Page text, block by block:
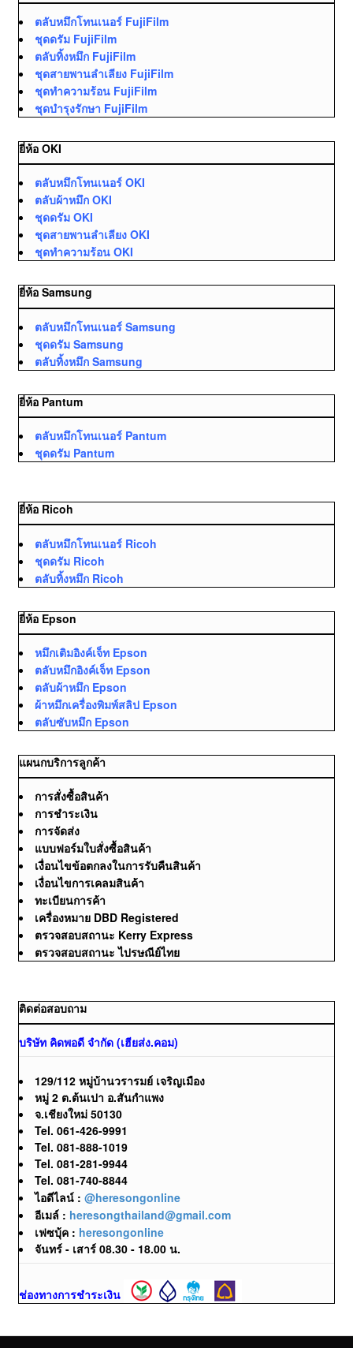
ตลับหมึกโทนเนอร์ FujiFilm
ชุดดรัม FujiFilm
ตลับทิ้งหมึก FujiFilm
ชุดสายพานลำเลียง FujiFilm
ชุดทำความร้อน FujiFilm
ชุดบำรุงรักษา FujiFilm
ยี่ห้อ OKI
ตลับหมึกโทนเนอร์ OKI
ตลับผ้าหมึก OKI
ชุดดรัม OKI
ชุดสายพานลำเลียง OKI
ชุดทำความร้อน OKI
ยี่ห้อ Samsung
ตลับหมึกโทนเนอร์ Samsung
ชุดดรัม Samsung
ตลับทิ้งหมึก Samsung
ยี่ห้อ Pantum
ตลับหมึกโทนเนอร์ Pantum
ชุดดรัม Pantum
ยี่ห้อ Ricoh
ตลับหมึกโทนเนอร์ Ricoh
ชุดดรัม Ricoh
ตลับทิ้งหมึก Ricoh
ยี่ห้อ Epson
หมึกเติมอิงค์เจ็ท Epson
ตลับหมึกอิงค์เจ็ท Epson
ตลับผ้าหมึก Epson
ผ้าหมึกเครื่องพิมพ์สลิป Epson
ตลับซับหมึก Epson
แผนกบริการลูกค้า
การสั่งซื้อสินค้า
การชำระเงิน
การจัดส่ง
แบบฟอร์มใบสั่งซื้อสินค้า
เงื่อนไขข้อตกลงในการรับคืนสินค้า
เงื่อนไขการเคลมสินค้า
ทะเบียนการค้า
เครื่องหมาย DBD Registered
ตรวจสอบสถานะ Kerry Express
ตรวจสอบสถานะ ไปรษณีย์ไทย
ติดต่อสอบถาม
บริษัท คิดพอดี จำกัด (เฮียส่ง.คอม)
129/112 หมู่บ้านวรารมย์ เจริญเมือง
หมู่ 2 ต.ต้นเปา อ.สันกำแพง
จ.เชียงใหม่ 50130
Tel. 061-426-9991
Tel. 081-888-1019
Tel. 081-281-9944
Tel. 081-740-8844
ไอดีไลน์ : @heresongonline
อีเมล์ : heresongthailand@gmail.com
เฟซบุ้ค : heresongonline
จันทร์ - เสาร์ 08.30 - 18.00 น.
ช่องทางการชำระเงิน